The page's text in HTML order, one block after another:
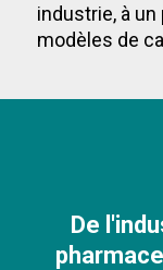
industrie, à
modèles de
De